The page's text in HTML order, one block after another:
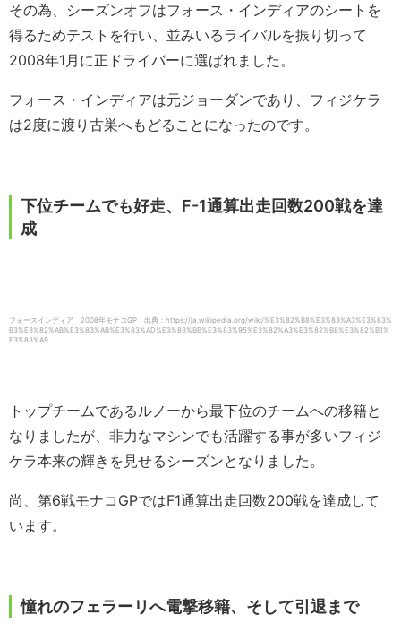
その為、シーズンオフはフォース・インディアのシートを
得るためテストを行い、並みいるライバルを振り切って
2008年1月に正ドライバーに選ばれました。
フォース・インディアは元ジョーダンであり、フィジケラ
は2度に渡り古巣へもどることになったのです。
下位チームでも好走、F-1通算出走回数200戦を達
成
フォースインディア 2008年モナコGP 出典：https://ja.wikipedia.org/wiki/%E3%82%B8%E3%83%A3%E3%83%
B3%E3%82%AB%E3%83%AB%E3%83%AD%E3%83%BB%E3%83%95%E3%82%A3%E3%82%B8%E3%82%B1%
E3%83%A9
トップチームであるルノーから最下位のチームへの移籍と
なりましたが、非力なマシンでも活躍する事が多いフィジ
ケラ本来の輝きを見せるシーズンとなりました。
尚、第6戦モナコGPではF1通算出走回数200戦を達成して
います。
憧れのフェラーリへ電撃移籍、そして引退まで